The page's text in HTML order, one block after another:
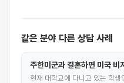
같은 분야 다른 상담 사례
주한미군과 결혼하면 미국 비
현재 대학교에 다니고 있는 학